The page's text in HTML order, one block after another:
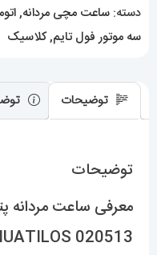
دسته: ساعت مچی مردانه,
سه موتور فول تایم,کلاسیک
توضیحات
توضیحات
معرفی ساعت مردانه
020513